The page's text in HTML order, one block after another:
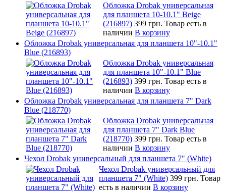
Обложка Drobak универсальная
для планшета 10-10.1" Beige
(216897) 399 грн. Товар есть в
наличии В корзину
Обложка Drobak универсальная для планшета 10"-10.1"
Blue (216893)
Обложка Drobak универсальная
для планшета 10"-10.1" Blue
(216893) 399 грн. Товар есть в
наличии В корзину
Обложка Drobak универсальная для планшета 7" Dark
Blue (218770)
Обложка Drobak универсальная
для планшета 7" Dark Blue
(218770) 399 грн. Товар есть в
наличии В корзину
Чехол Drobak универсальный для планшета 7" (White)
Чехол Drobak универсальный для
планшета 7" (White) 399 грн. Товар
есть в наличии В корзину